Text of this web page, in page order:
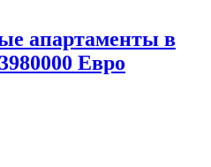
апартаменты в
Евро